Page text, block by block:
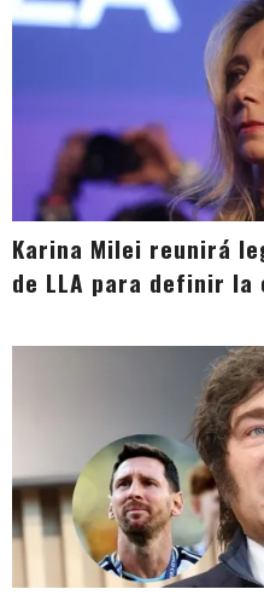
Karina Milei reunirá
de LLA para definir